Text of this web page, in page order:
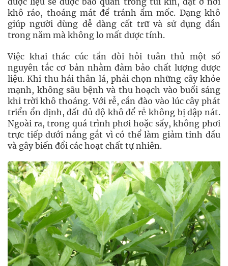
khô ráo, thoáng mát để tránh ẩm mốc. Dạng khô
giúp người dùng dễ dàng cất trữ và sử dụng dần
trong năm mà không lo mất dược tính.
Việc khai thác cúc tần đòi hỏi tuân thủ một số
nguyên tắc cơ bản nhằm đảm bảo chất lượng dược
liệu. Khi thu hái thân lá, phải chọn những cây khỏe
mạnh, không sâu bệnh và thu hoạch vào buổi sáng
khi trời khô thoáng. Với rễ, cần đào vào lúc cây phát
triển ổn định, đất đủ độ khô để rễ không bị dập nát.
Ngoài ra, trong quá trình phơi hoặc sấy, không phơi
trực tiếp dưới nắng gắt vì có thể làm giảm tinh dầu
và gây biến đổi các hoạt chất tự nhiên.